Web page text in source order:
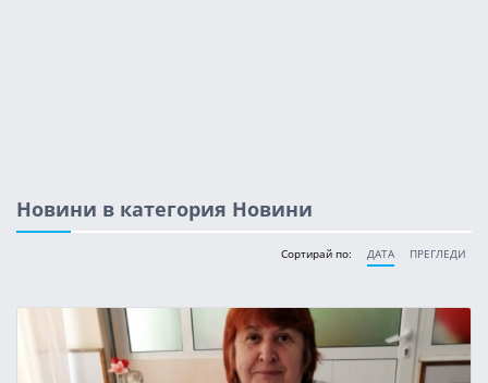
Новини в категория Новини
Сортирай по: ДАТА ПРЕГЛЕДИ